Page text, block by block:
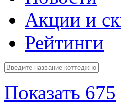
Акции и
Рейтинги
Показать 675